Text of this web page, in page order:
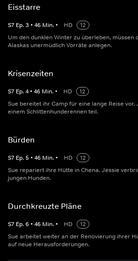
Eisstarre
S7 Ep.3 • 46 Min. • HD
12
Um den dunklen Winter zu überleben, müssen
Alaskas unermüdlich Vorräte anlegen.
Krisenzeiten
S7 Ep.4 • 46 Min. • HD
12
Sue bereitet ihr Camp für eine lange Reise vor.
einem Schlittenhunderennen teil.
Bürden
S7 Ep.5 • 46 Min. • HD
12
Sue repariert ihre Hütte in Chena. Jessie
jungen Hunden.
Durchkreuzte Pläne
S7 Ep.6 • 46 Min. • HD
12
Sue arbeitet weiter an der Renovierung ihrer
auf neue Herausforderungen.